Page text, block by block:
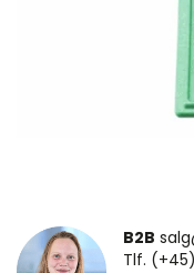
B2B
Tlf.